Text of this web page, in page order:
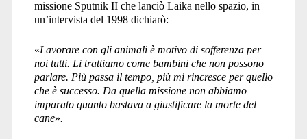
missione Sputnik II che lanciò Laika nello spazio, in
un’intervista del 1998 dichiarò:
«Lavorare con gli animali è motivo di sofferenza per
noi tutti. Li trattiamo come bambini che non possono
parlare. Più passa il tempo, più mi rincresce per quello
che è successo. Da quella missione non abbiamo
imparato quanto bastava a giustificare la morte del
cane».